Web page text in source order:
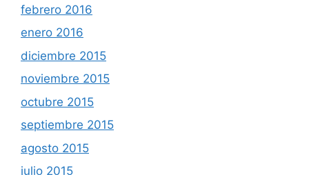
febrero 2016
enero 2016
diciembre 2015
noviembre 2015
octubre 2015
septiembre 2015
agosto 2015
julio 2015